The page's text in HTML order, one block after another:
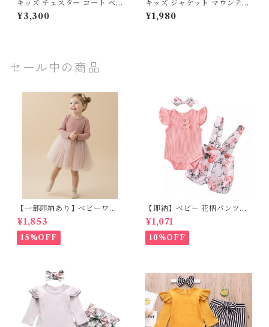
キッズ チェスター コート ベビ
ー ダブルブレスト 襟付き ポケ
ット ボタン 膝丈 子供服 女の
¥3,300
キッズ ジャケット マウンテン
パーカー フード付き ジッパー
ポケット 子ども服 女の子 男の
¥1,980
セール中の商品
【一部即納あり】ベビーワン
ピース 星柄ラメ チュール ベビ
ー服 写真撮影 子供服 フリル
チュール 女の子 秋冬 春服 セ
レモニードレス 新生児 お宮参
0 80 90 100 110cm
¥1,853
15%OFF
【即納】ベビー 花柄パンツ&
フリルロンパースset＋ヘッド
バンド 3点セット☆女の子 フ
ェミニン 90㎝
¥1,071
10%OFF